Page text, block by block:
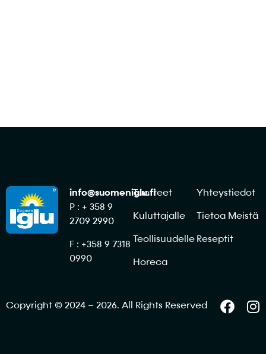
info@suomeniglu.fi
P : + 358 9
2709 2990
F : +358 9 7318
0990
Tuotteet
Kuluttajalle
Teollisuudelle
Horeca
Yhteystiedot
Tietoa Meistä
Reseptit
Copyright © 2024 – 2026. All Rights Reserved